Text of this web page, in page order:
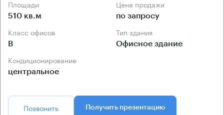
Площади
510 кв.м
Цена продажи
по запросу
Класс офисов
B
Тип здания
Офисное здание
Кондиционирование
центральное
Позвонить Получить презентацию